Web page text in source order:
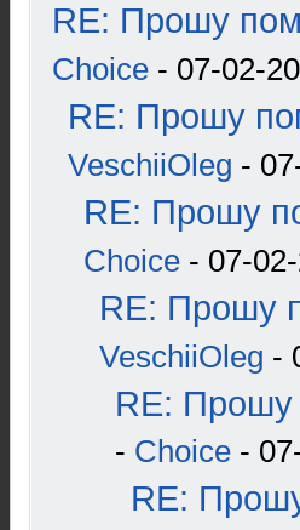
RE: Прошу
Choice - 07-02-
RE: Прошу
VeschiiOleg -
RE: Прошу
Choice - 07-
RE: Прошу
VeschiiOleg -
RE: Прошу
- Choice -
RE: